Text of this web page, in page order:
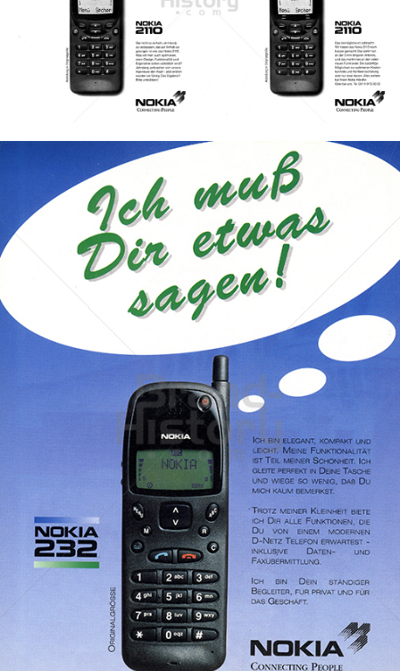
NOKIA NOKIA AUSTRIA GmbH 1995
Bild-ID: 44917
NOKIA NOKIA AUSTRIA GmbH 1995